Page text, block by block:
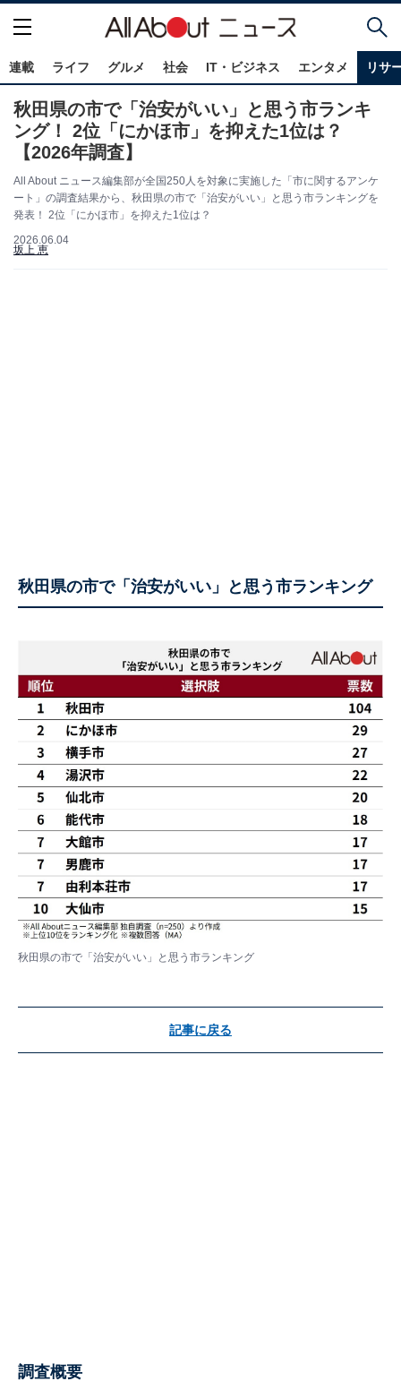
連載 ライフ グルメ 社会 IT・ビジネス エンタメ リサ
秋田県の市で「治安がいい」と思う市ランキ
ング！ 2位「にかほ市」を抑えた1位は？
【2026年調査】
All About ニュース編集部が全国250人を対象に実施した「市に関するアンケ
ート」の調査結果から、秋田県の市で「治安がいい」と思う市ランキングを
発表！ 2位「にかほ市」を抑えた1位は？
2026.06.04
坂上 恵
秋田県の市で「治安がいい」と思う市ランキング
秋田県の市で「治安がいい」と思う市ランキング
記事に戻る
調査概要